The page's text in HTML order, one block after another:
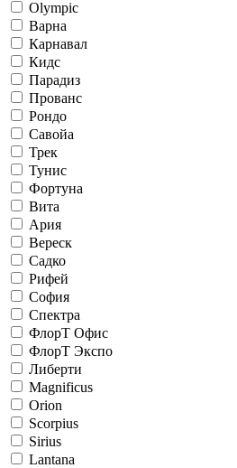
Olympic
Варна
Карнавал
Кидс
Парадиз
Прованс
Рондо
Савойа
Трек
Тунис
Фортуна
Вита
Ария
Вереск
Садко
Рифей
София
Спектра
ФлорТ Офис
ФлорТ Экспо
Либерти
Magnificus
Orion
Scorpius
Sirius
Lantana